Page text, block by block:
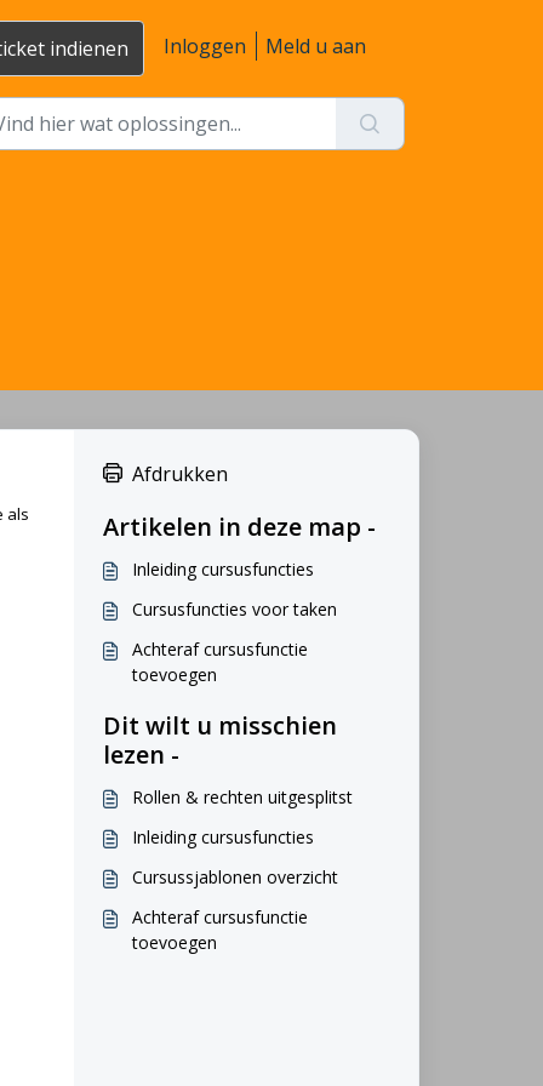
indienen Inloggen Meld u aan
als
Afdrukken
Artikelen in deze map -
Inleiding cursusfuncties
Cursusfuncties voor taken
Achteraf cursusfunctie
toevoegen
Dit wilt u misschien
lezen -
Rollen & rechten uitgesplitst
Inleiding cursusfuncties
Cursussjablonen overzicht
Achteraf cursusfunctie
toevoegen